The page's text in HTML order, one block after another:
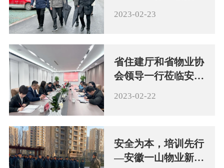
2023-02-23
省住建厅和省物业协
会领导一行莅临安徽
2023-02-22
安全为本，培训先行
—安徽一山物业新入